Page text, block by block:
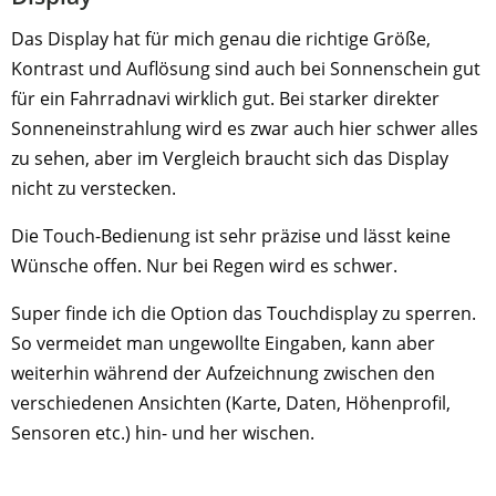
Das Display hat für mich genau die richtige Größe,
Kontrast und Auflösung sind auch bei Sonnenschein gut
für ein Fahrradnavi wirklich gut. Bei starker direkter
Sonneneinstrahlung wird es zwar auch hier schwer alles
zu sehen, aber im Vergleich braucht sich das Display
nicht zu verstecken.
Die Touch-Bedienung ist sehr präzise und lässt keine
Wünsche offen. Nur bei Regen wird es schwer.
Super finde ich die Option das Touchdisplay zu sperren.
So vermeidet man ungewollte Eingaben, kann aber
weiterhin während der Aufzeichnung zwischen den
verschiedenen Ansichten (Karte, Daten, Höhenprofil,
Sensoren etc.) hin- und her wischen.